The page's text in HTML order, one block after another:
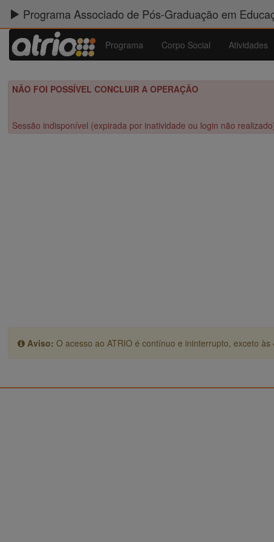
Programa Associado de Pós-Graduação em
Programa Corpo Social Atividades
NÃO FOI POSSÍVEL CONCLUIR A OPERAÇÃO
Sessão indisponível (expirada por inatividade ou login não
Aviso: O acesso ao ATRIO é contínuo e ininterrupto, exceto